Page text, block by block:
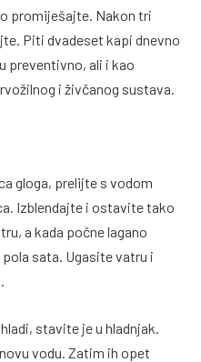
promiješajte. Nakon tri
Piti dvadeset kapi dnevno
preventivno, ali i kao
i živčanog sustava.
gloga, prelijte s vodom
Izblendajte i ostavite tako
a kada počne lagano
sata. Ugasite vatru i
stavite je u hladnjak.
vodu. Zatim ih opet